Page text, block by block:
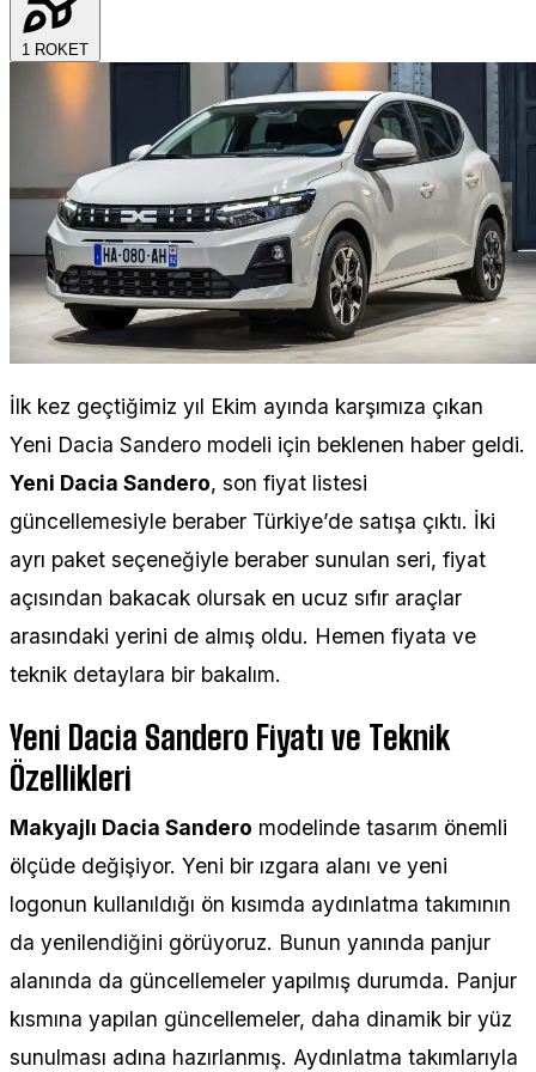
1 ROKET
İlk kez geçtiğimiz yıl Ekim ayında karşımıza çıkan
Yeni Dacia Sandero modeli için beklenen haber geldi.
Yeni Dacia Sandero, son fiyat listesi
güncellemesiyle beraber Türkiye’de satışa çıktı. İki
ayrı paket seçeneğiyle beraber sunulan seri, fiyat
açısından bakacak olursak en ucuz sıfır araçlar
arasındaki yerini de almış oldu. Hemen fiyata ve
teknik detaylara bir bakalım.
Yeni Dacia Sandero Fiyatı ve Teknik
Özellikleri
Makyajlı Dacia Sandero modelinde tasarım önemli
ölçüde değişiyor. Yeni bir ızgara alanı ve yeni
logonun kullanıldığı ön kısımda aydınlatma takımının
da yenilendiğini görüyoruz. Bunun yanında panjur
alanında da güncellemeler yapılmış durumda. Panjur
kısmına yapılan güncellemeler, daha dinamik bir yüz
sunulması adına hazırlanmış. Aydınlatma takımlarıyla